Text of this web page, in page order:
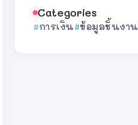
Categories
การเงิน ข้อมูลชิ้นงาน